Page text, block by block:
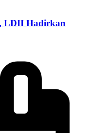
LDII Hadirkan